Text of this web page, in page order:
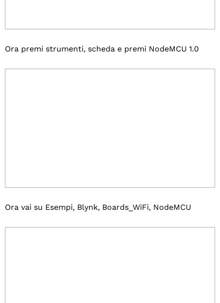
Ora premi strumenti, scheda e premi NodeMCU 1.0
Ora vai su Esempi, Blynk, Boards_WiFi, NodeMCU